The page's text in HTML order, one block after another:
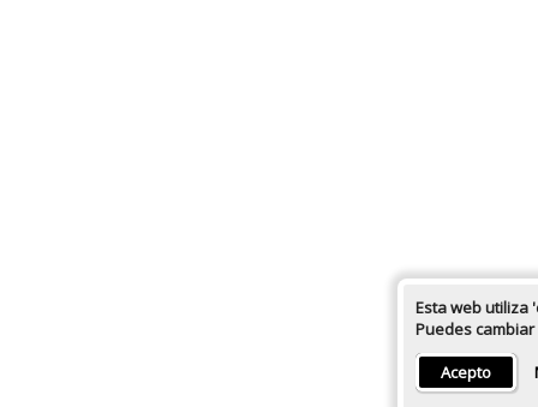
Esta web utiliza
Puedes
Acepto